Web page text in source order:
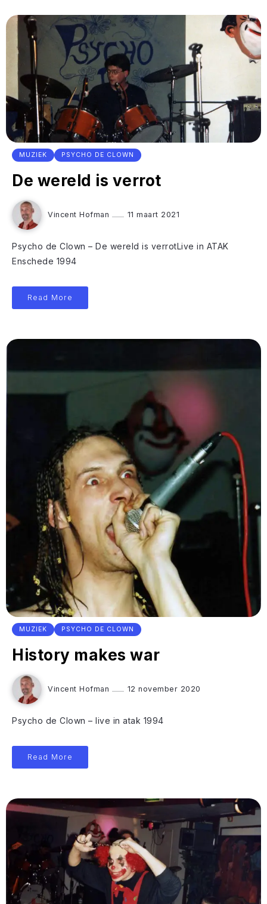
MUZIEK PSYCHO DE CLOWN
De wereld is verrot
Vincent Hofman 11 maart 2021
Psycho de Clown – De wereld is verrotLive in ATAK
Enschede 1994
Read More
MUZIEK PSYCHO DE CLOWN
History makes war
Vincent Hofman 12 november 2020
Psycho de Clown – live in atak 1994
Read More